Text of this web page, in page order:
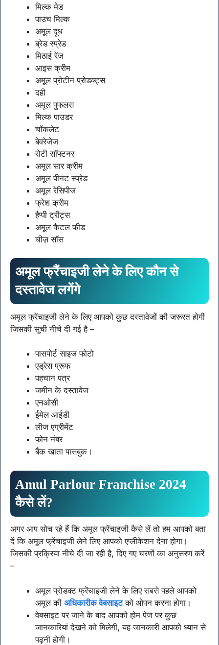
मिल्क मेड
पाउच मिल्क
अमूल दूध
ब्रेड स्प्रेड
मिठाई रेंज
आइस क्रीम
अमूल प्रोटीन प्रोडक्ट्स
दही
अमूल पुफलस
मिल्क पाउडर
चॉकलेट
बेवरेजेज
रोटी सॉफ्टनर
अमूल सार क्रीम
अमूल पीनट स्प्रेड
अमूल रेसिपीज
फ्रेश क्रीम
हैप्पी ट्रीट्स
अमूल कैटल फीड
चीज़ सॉस
अमूल फ्रैंचाइजी लेने के लिए कौन से
दस्तावेज लगेंगे
अमूल फ्रेंचाइजी लेने के लिए आपको कुछ दस्तावेजों की जरूरत होगी
जिसकी सूची नीचे दी गई है –
पासपोर्ट साइज फोटो
एड्रेस प्रूफ
पहचान पत्र
जमीन के दस्तावेज
एनओसी
ईमेल आईडी
लीज एग्रीमेंट
फोन नंबर
बैंक खाता पासबुक।
Amul Parlour Franchise 2024
कैसे लें?
अगर आप सोच रहे हैं कि अमूल फ्रेंचाइजी कैसे लें तो हम आपको बता
दें कि अमूल फ्रेंचाइजी लेने लिए आपको एप्लीकेशन देना होगा।
जिसकी प्रक्रिया नीचे दी जा रही है, दिए गए चरणों का अनुसरण करें
–
अमूल प्रोडक्ट फ्रेंचाइजी लेने के लिए सबसे पहले आपको
अमूल की अधिकारीक वेबसाइटको ओपन करना होगा।
वेबसाइट पर जाने के बाद आपको होम पेज पर कुछ
जानकारियां देखने को मिलेगी, यह जानकारी आपको ध्यान से
पढ़नी होगी।